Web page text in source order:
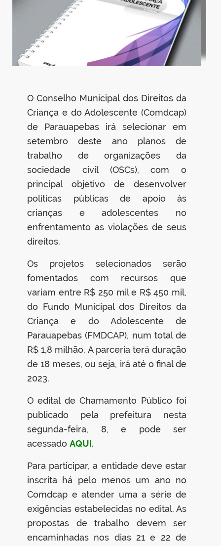
O Conselho Municipal dos Direitos da
Criança e do Adolescente (Comdcap)
de Parauapebas irá selecionar em
setembro deste ano planos de
trabalho de organizações da
sociedade civil (OSCs), com o
principal objetivo de desenvolver
políticas públicas de apoio às
crianças e adolescentes no
enfrentamento as violações de seus
direitos.
Os projetos selecionados serão
fomentados com recursos que
variam entre R$ 250 mil e R$ 450 mil,
do Fundo Municipal dos Direitos da
Criança e do Adolescente de
Parauapebas (FMDCAP), num total de
R$ 1,8 milhão. A parceria terá duração
de 18 meses, ou seja, irá até o final de
2023.
O edital de Chamamento Público foi
publicado pela prefeitura nesta
segunda-feira, 8, e pode ser
acessado AQUI.
Para participar, a entidade deve estar
inscrita há pelo menos um ano no
Comdcap e atender uma a série de
exigências estabelecidas no edital. As
propostas de trabalho devem ser
encaminhadas nos dias 21 e 22 de